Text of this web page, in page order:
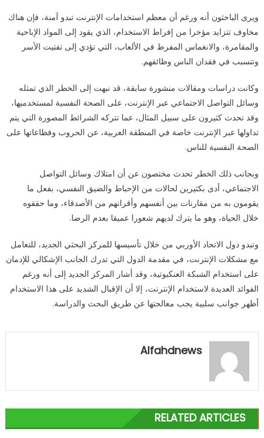
ويرى الباحثون أنه ورغم أن معظم استخدامات الإنترنت تبدو آمنة، فإن هناك
مخاوف تتزايد مؤخرا من إفراط الاستخدام، الذي يقود إلى المواد الإباحية
والمقامرة، والانغماس المفرط في الألعاب، التي تؤدي إلى تفتيت الأسر
وتتسبب في فقدان الناس وظائفهم.
وكانت دراسات ومقالات منشورة سابقة، قد نبهت إلى الخطر الذي تمثله
وسائل التواصل الاجتماعي عبر الإنترنت، على الصحة النفسية لمستخدميها،
وقد تحدث كثيرون على سبيل المثال، عما تتركه الشرائط المصورة التي يتم
تداولها عبر الإنترنت خاصة في المنطقة العربية، عن الحروب وفظاعاتها على
الصحة النفسية للناس.
وبجانب ذلك الخطر تحدث مختصون عن أن امتلاك وسائل التواصل
الاجتماعي، أدى بكثيرين لحالات من الإحباط والضيق النفسي، بفعل ما
يقومون به من مقارنات بين أنفسهم وأقرانهم من الأصدقاء، وما حققوه
خلال الحياة، وهو ما يترك لديهم شعورا عميقا بعدم الرضا.
وتبدو دول الاتحاد الأوربي من خلال تأسيسها للمركز البحثي الجديد، للتعامل
مع مشكلات الإنترنت، في مقدمة الدول التي تدرك الجانب الإشكالي للإدمان
على استخدام الشبكة العنكبوتية، وقد أشار المركز الجديد إلى أنه ورغم
الفوائد العديدة لاستخدام الإنترنت، إلا أن الإقبال الشديد على هذا الاستخدام
أظهر جوانب سلبية يجب معالجتها عن طريق البحث والدراسة.
Alfahdnews
RELATED ARTICLES